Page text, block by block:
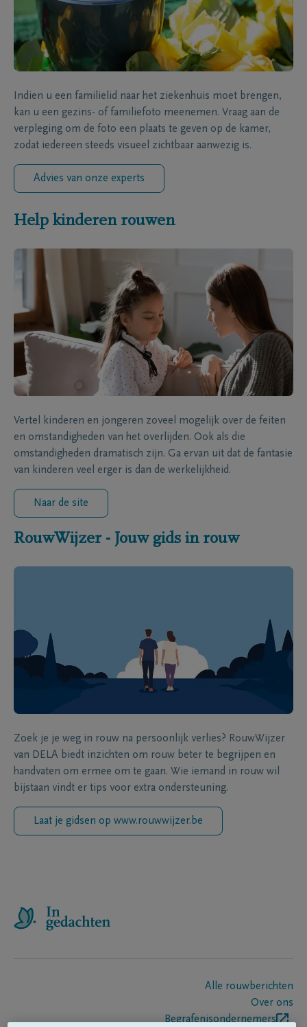
Indien u een familielid naar het ziekenhuis moet brengen,
kan u een gezins- of familiefoto meenemen. Vraag aan de
verpleging om de foto een plaats te geven op de kamer,
zodat iedereen steeds visueel zichtbaar aanwezig is.
Advies van onze experts
Help kinderen rouwen
Vertel kinderen en jongeren zoveel mogelijk over de feiten
en omstandigheden van het overlijden. Ook als die
omstandigheden dramatisch zijn. Ga ervan uit dat de fantasie
van kinderen veel erger is dan de werkelijkheid.
Naar de site
RouwWijzer - Jouw gids in rouw
Zoek je je weg in rouw na persoonlijk verlies? RouwWijzer
van DELA biedt inzichten om rouw beter te begrijpen en
handvaten om ermee om te gaan. Wie iemand in rouw wil
bijstaan vindt er tips voor extra ondersteuning.
Laat je gidsen op www.rouwwijzer.be
Alle rouwberichten
Over ons
Begrafenisondernemers